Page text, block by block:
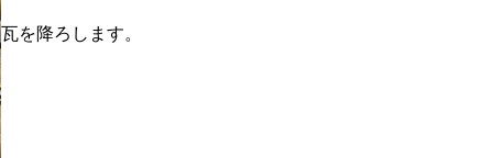
瓦を降ろします。